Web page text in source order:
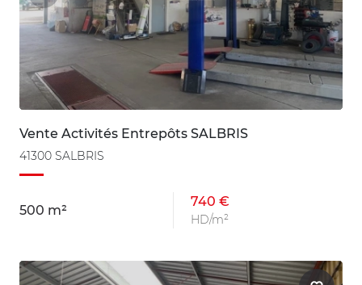
Vente Activités Entrepôts SALBRIS
41300 SALBRIS
500 m²
740 €
HD/m²